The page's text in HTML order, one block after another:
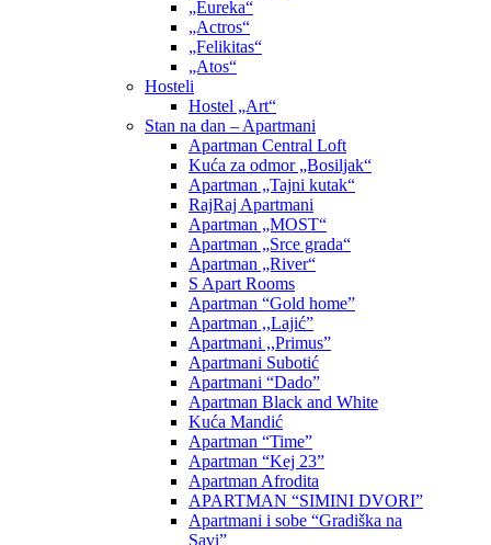
„Eureka“
„Actros“
„Felikitas“
„Atos“
Hosteli
Hostel „Art“
Stan na dan – Apartmani
Apartman Central Loft
Kuća za odmor „Bosiljak“
Apartman „Tajni kutak“
RajRaj Apartmani
Apartman „MOST“
Apartman „Srce grada“
Apartman „River“
S Apart Rooms
Apartman “Gold home”
Apartman ,,Lajić”
Apartmani ,,Primus”
Apartmani Subotić
Apartmani “Dado”
Apartman Black and White
Kuća Mandić
Apartman “Time”
Apartman “Kej 23”
Apartman Afrodita
APARTMAN “SIMINI DVORI”
Apartmani i sobe “Gradiška na
Savi”